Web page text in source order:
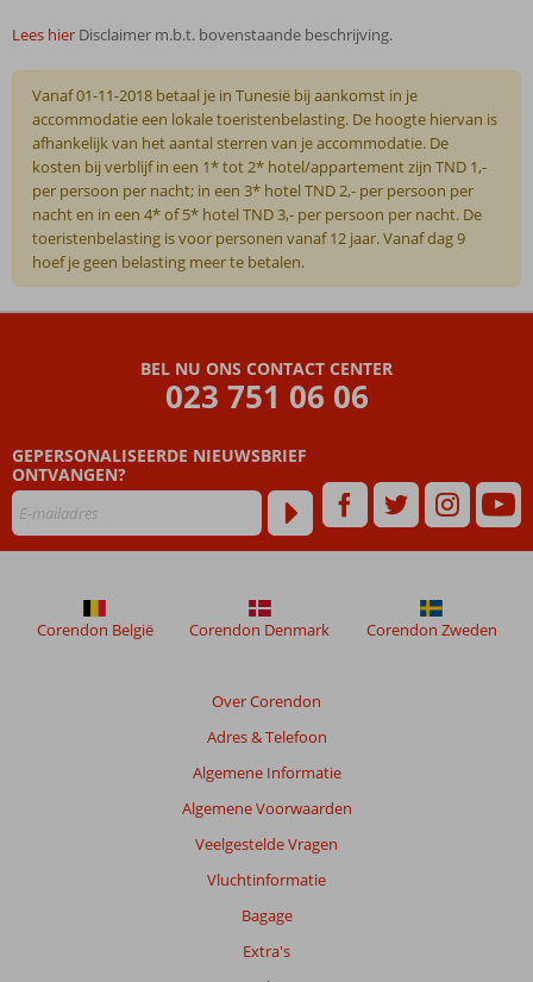
Lees hier Disclaimer m.b.t. bovenstaande beschrijving.
Vanaf 01-11-2018 betaal je in Tunesië bij aankomst in je
accommodatie een lokale toeristenbelasting. De hoogte hiervan is
afhankelijk van het aantal sterren van je accommodatie. De
kosten bij verblijf in een 1* tot 2* hotel/appartement zijn TND 1,-
per persoon per nacht; in een 3* hotel TND 2,- per persoon per
nacht en in een 4* of 5* hotel TND 3,- per persoon per nacht. De
toeristenbelasting is voor personen vanaf 12 jaar. Vanaf dag 9
hoef je geen belasting meer te betalen.
na
hun
verblijf
in
Beoordelingen
BEL NU ONS CONTACT CENTER
023 751 06 06
GEPERSONALISEERDE NIEUWSBRIEF
ONTVANGEN?
Over Corendon
Adres & Telefoon
Algemene Informatie
Algemene Voorwaarden
Veelgestelde Vragen
Vluchtinformatie
Bagage
Extra's
Corendon België Corendon Denmark Corendon Zweden